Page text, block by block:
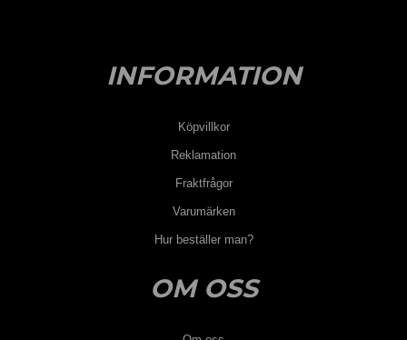
INFORMATION
Köpvillkor
Reklamation
Fraktfrågor
Varumärken
Hur beställer man?
OM OSS